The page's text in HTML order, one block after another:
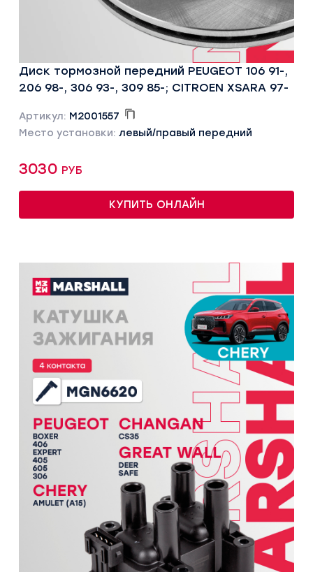
Диск тормозной передний PEUGEOT 106 91-,
206 98-, 306 93-, 309 85-; CITROEN XSARA 97-
Артикул: M2001557
Место установки: левый/правый передний
3030 руб
КУПИТЬ ОНЛАЙН